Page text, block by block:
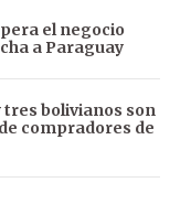
el negocio
a Paraguay
tres bolivianos son
compradores de